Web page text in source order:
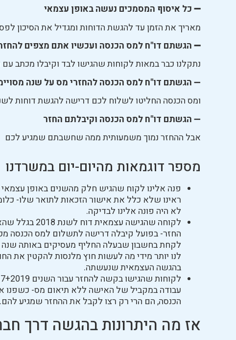
➖ כל איסוף המסמכים נעשה באופן עצמאי
מאריך את הזמן עד להגשת הדוחות ומגדיל את הסיכון
➖ הגשתם דו"ח למס הכנסה ועכשיו אתם מצפים
נתקלנו כבר במאות לקוחות שהגישו לבד וקיבלו מכתב
➖הגשתם דו"ח למס הכנסה להחזרי מס על שנה
ומס הכנסה החליטו לשלוח לכם דרישה להגשת דוחות
➖הגשתם דו"ח למס הכנסה וקיבלתם החזר
אבל ההחזר נמוך משמעותית ממה שחשבתם שמגיע לכם
מספר דוגמאות מהיום-יום במשרדנו
פנה אלינו לקוח שהגיש חלק מהשנים באופן
לא היה פונה אלינו לבדיקה.
לקוחה
החזר- בפועל קיבלה דרישה לתשלום למס הכנסה
לקחת בחשבון שבעלה החליף מעסיקים באותה שנה
לנו יותר מידי מה לעשות חוץ מלנסות להקטין את
בהגשה העצמאית שנעשתה.
עבודה במקביל של האישה ללא תיאום מס- כשפנו
הכנסה, הם הרי רק רצו לקבל את ההחזר שמגיע
אז מה היתרונות בהגשה דרך